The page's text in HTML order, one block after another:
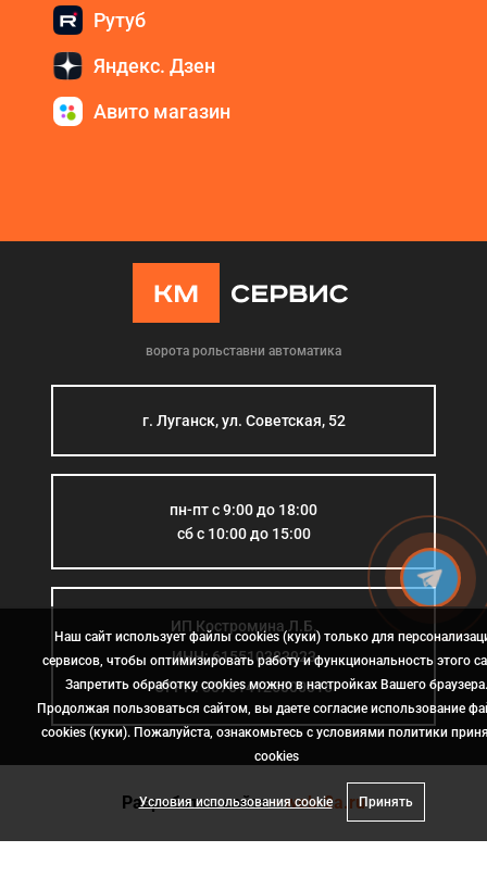
Рутуб
Яндекс. Дзен
Авито магазин
ворота рольставни автоматика
г. Луганск, ул. Советская, 52
пн-пт с 9:00 до 18:00
сб с 10:00 до 15:00
ИП Костромина Л.Б.
ИНН: 615510383923
ОГРН: 307614126000015
Разработка сайта- web-2a.ru
Наш сайт использует файлы cookies (куки) только для
сервисов, чтобы оптимизировать работу и функциональность этого
Запретить обработку cookies можно в настройках Вашего браузера.
Продолжая пользоваться сайтом, вы даете согласие использование
cookies (куки). Пожалуйста, ознакомьтесь с условиями политики
сookies
Условия использования cookie Принять